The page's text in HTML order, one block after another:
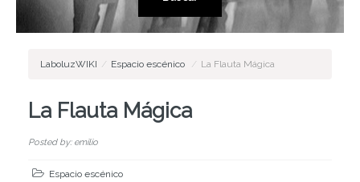
LaboluzWIKI / Espacio escénico / La Flauta Mágica
La Flauta Mágica
Posted by: emilio
Espacio escénico